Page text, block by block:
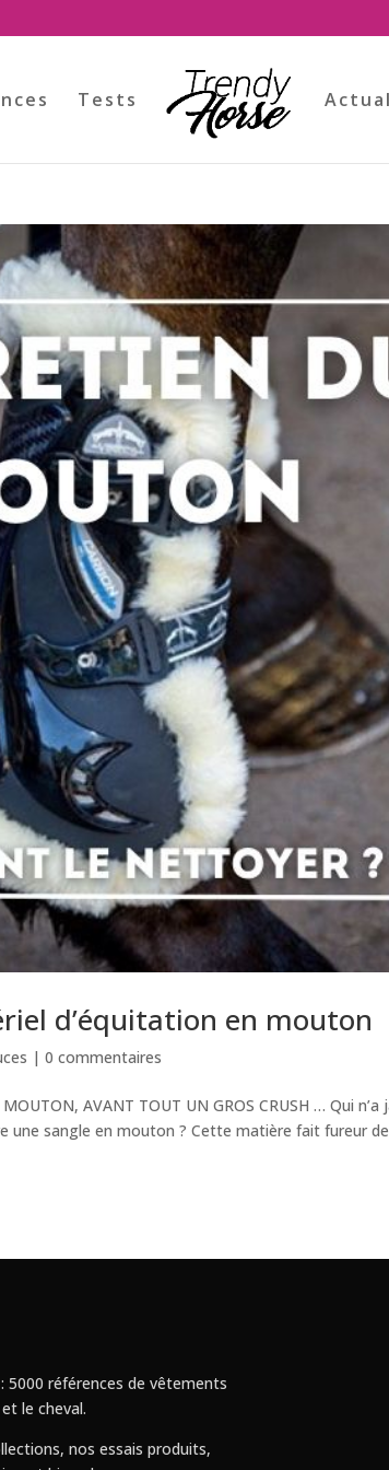
Tests
d’équitation en mouton
|0 commentaires
AVANT TOUT UN GROS CRUSH … Qui n’a
une sangle en mouton ? Cette matière fait fureur
5000 références de vêtements
le cheval.
nos essais produits,